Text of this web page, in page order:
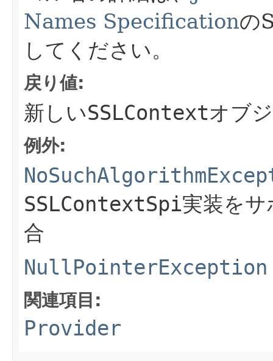
Names Specificationの
してください。
戻り値:
新しいSSLContextオブ
例外:
SSLContextSpi実装を
合
NullPointerException
関連項目:
Provider